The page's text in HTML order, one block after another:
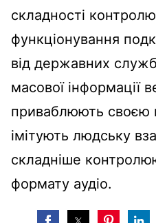
складності
функціонування
від державних
масової інформації
приваблюють своєю
імітують людську
складніше
формату аудіо.